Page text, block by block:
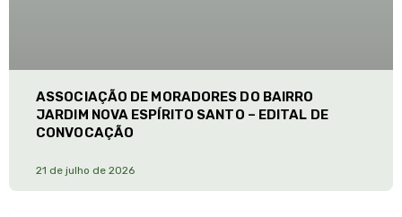
ASSOCIAÇÃO DE MORADORES DO BAIRRO
JARDIM NOVA ESPÍRITO SANTO – EDITAL DE
CONVOCAÇÃO
21 de julho de 2026